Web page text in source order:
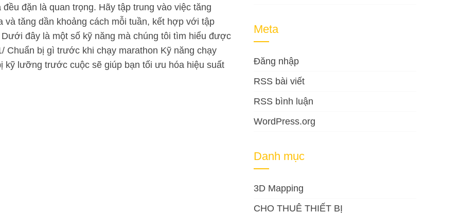
đặn là quan trọng. Hãy tập trung vào việc tăng
tăng dần khoảng cách mỗi tuần, kết hợp với tập
đây là một số kỹ năng mà chúng tôi tìm hiểu được
Chuẩn bị gì trước khi chạy marathon Kỹ năng chạy
kỹ lưỡng trước cuộc sẽ giúp bạn tối ưu hóa hiệu suất
Meta
Đăng nhập
RSS bài viết
RSS bình luận
WordPress.org
Danh mục
3D Mapping
CHO THUÊ THIẾT BỊ